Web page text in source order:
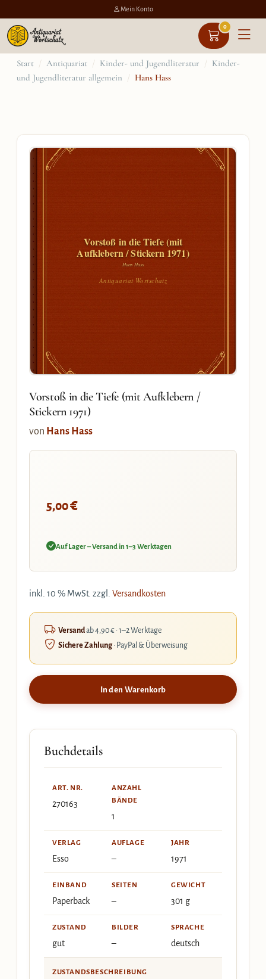
Mein Konto
0
Zum
Inhalt
Start / Antiquariat / Kinder- und Jugendliteratur / Kinder-
und Jugendliteratur allgemein / Hans Hass
Vorstoß in die Tiefe (mit
Aufklebern / Stickern 1971)
Hans Hass
Antiquariat Wortschatz
Vorstoß in die Tiefe (mit Aufklebern /
Stickern 1971)
von Hans Hass
5,00€
Auf Lager – Versand in 1–3 Werktagen
inkl. 10 % MwSt. zzgl. Versandkosten
Versandab 4,90 € · 1–2 Werktage
Sichere Zahlung· PayPal & Überweisung
In den Warenkorb
Buchdetails
ART. NR.
270163
ANZAHL
BÄNDE
1
VERLAG
Esso
AUFLAGE
–
JAHR
1971
EINBAND
Paperback
SEITEN
–
GEWICHT
301 g
ZUSTAND
gut
BILDER
–
SPRACHE
deutsch
ZUSTANDSBESCHREIBUNG